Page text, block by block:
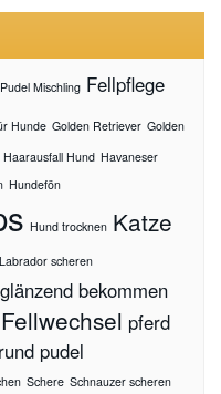
Mischling Fellpflege
Hunde Golden Retriever Golden
Haarausfall Hund Havaneser
Hundefön
Hund trocknen Katze
Labrador scheren
bekommen
pferd
pudel
Schere Schnauzer scheren